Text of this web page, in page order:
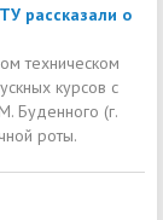
рассказали о
техническом
курсов с
Буденного (г.
роты.